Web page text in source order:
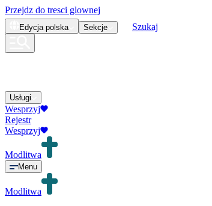
Przejdz do tresci glownej
Edycja polska Sekcje Szukaj
Usługi
Wesprzyj
Rejestr
Wesprzyj
Modlitwa
Menu
Modlitwa